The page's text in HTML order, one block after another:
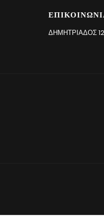
ΔΗΜΗΤΡΙΆΔΟΣ